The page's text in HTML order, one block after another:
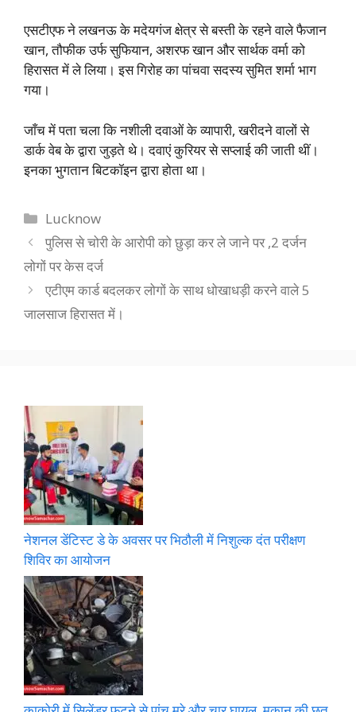
एसटीएफ ने लखनऊ के मदेयगंज क्षेत्र से बस्ती के रहने वाले फैजान
खान, तौफीक उर्फ सुफियान, अशरफ खान और सार्थक वर्मा को
हिरासत में ले लिया। इस गिरोह का पांचवा सदस्य सुमित शर्मा भाग
गया।
जाँच में पता चला कि नशीली दवाओं के व्यापारी, खरीदने वालों से
डार्क वेब के द्वारा जुड़ते थे। दवाएं कुरियर से सप्लाई की जाती थीं।
इनका भुगतान बिटकॉइन द्वारा होता था।
Categories
Lucknow
पुलिस से चोरी के आरोपी को छुड़ा कर ले जाने पर ,2 दर्जन
लोगों पर केस दर्ज
एटीएम कार्ड बदलकर लोगों के साथ धोखाधड़ी करने वाले 5
जालसाज हिरासत में।
नेशनल डेंटिस्ट डे के अवसर पर भिठौली में निशुल्क दंत परीक्षण
शिविर का आयोजन